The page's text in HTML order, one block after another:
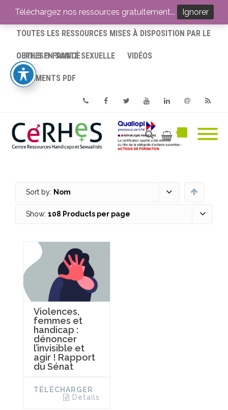
ACCUEIL
TOUTES LES RESSOURCES MISES À DISPOSITION PAR LE
CERHES® FRANCE
OUTILS EN SANTÉ SEXUELLE VIDÉOS
DOCUMENTS PDF
PhoneFacebookTwitterYoutube
Sort by: Nom
Show: 108 Products per page
Violences,
femmes et
handicap :
dénoncer
l’invisible et
agir ! Rapport
du Sénat
TÉLÉCHARGER
Details
Téléchargez nos ressources gratuitement... Ignorer